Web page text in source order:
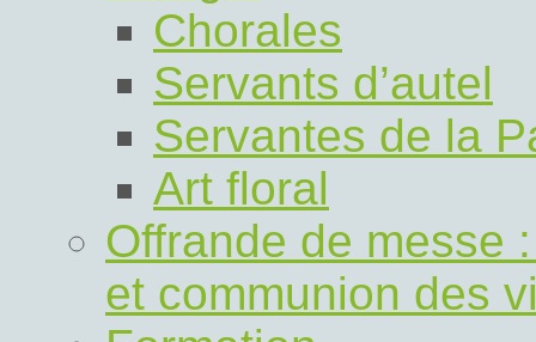
Chorales
Servants d’autel
Servantes de la
Art floral
Offrande de messe
et communion des